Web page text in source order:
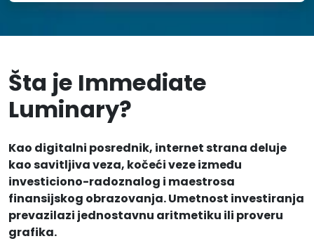
Šta je Immediate
Luminary?
Kao digitalni posrednik, internet strana deluje
kao savitljiva veza, kočeći veze između
investiciono-radoznalog i maestrosa
finansijskog obrazovanja. Umetnost investiranja
prevazilazi jednostavnu aritmetiku ili proveru
grafika.